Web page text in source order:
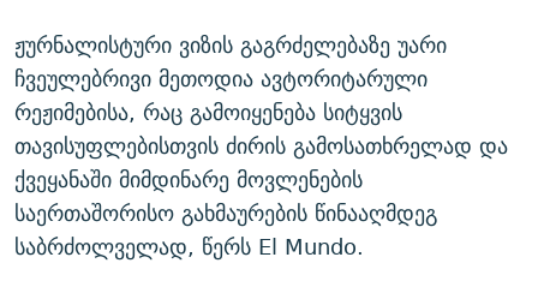
ჟურნალისტური ვიზის გაგრძელებაზე უარი
ჩვეულებრივი მეთოდია ავტორიტარული
რეჟიმებისა, რაც გამოიყენება სიტყვის
თავისუფლებისთვის ძირის გამოსათხრელად და
ქვეყანაში მიმდინარე მოვლენების
საერთაშორისო გახმაურების წინააღმდეგ
საბრძოლველად, წერს El Mundo.